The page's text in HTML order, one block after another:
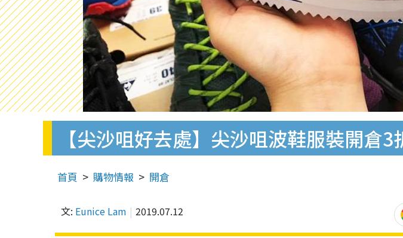
【尖沙咀好去處】尖沙咀波鞋服裝開
首頁 購物情報 開倉
文: Eunice Lam 2019.07.12